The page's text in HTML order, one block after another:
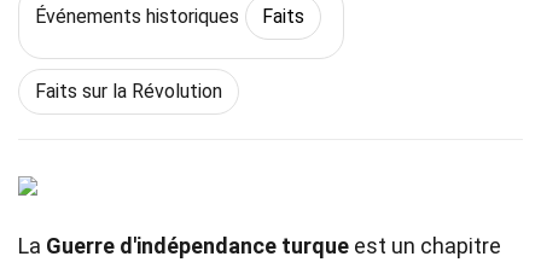
Événements historiques Faits
Faits sur la Révolution
La Guerre d'indépendance turque est un chapitre